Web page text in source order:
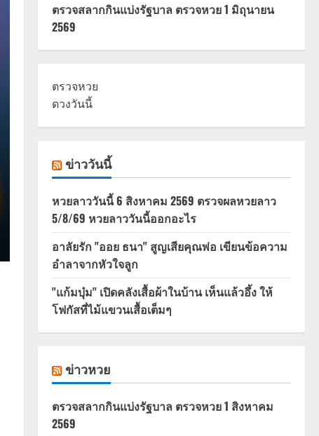
ตรวจสลากกินแบ่งรัฐบาล ตรวจหวย 1 มิถุนายน
2569
ตรวจหวย
ดวงวันนี้
ข่าววันนี้
หวยลาววันนี้ 6 สิงหาคม 2569 ตรวจผลหวยลาว
5/8/69 หวยลาววันนี้ออกอะไร
อาลัยรัก "ออย ธนา" สูญเสียคุณพ่อ เขียนข้อความ
อำลาจากหัวใจลูก
"แก้มบุ๋ม" เปิดคลังเสื้อผ้าในบ้าน เห็นแล้วอึ้ง ให้
โฟกัสที่ไม้แขวนเสื้อเต็มๆ
ข่าวหวย
ตรวจสลากกินแบ่งรัฐบาล ตรวจหวย 1 สิงหาคม
2569